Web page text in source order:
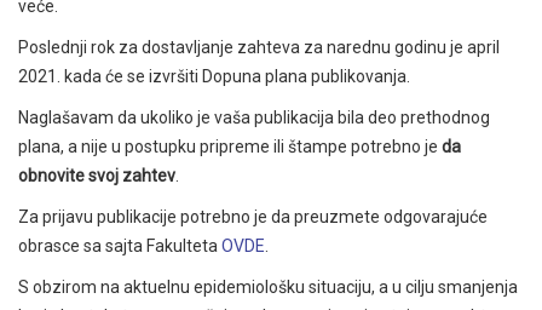
veće.
Poslednji rok za dostavljanje zahteva za narednu godinu je april
2021. kada će se izvršiti Dopuna plana publikovanja.
Naglašavam da ukoliko je vaša publikacija bila deo prethodnog
plana, a nije u postupku pripreme ili štampe potrebno je da
obnovite svoj zahtev
Za prijavu publikacije potrebno je da preuzmete odgovarajuće
obrasce sa sajta Fakulteta OVDE
S obzirom na aktuelnu epidemiološku situaciju, a u cilju smanjenja